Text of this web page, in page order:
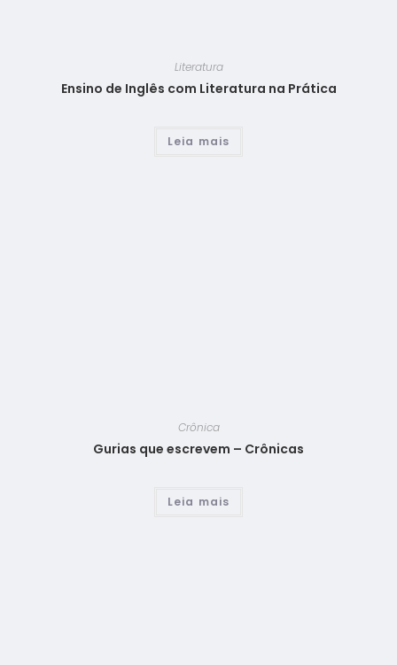
Literatura
Ensino de Inglês com Literatura na Prática
Leia mais
Crônica
Gurias que escrevem – Crônicas
Leia mais